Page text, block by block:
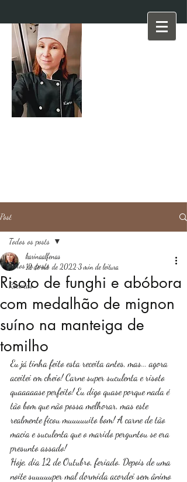
Post
Todos os posts
Receitas
Todos os posts
Risoto de funghi e abóbora
com medalhão de mignon
suíno na manteiga de
tomilho
karinaalfenas
12 de out. de 2022 3 min de leitura
Eu já tinha feito esta receita antes, mas... agora
aceitei em cheio! Carne super suculenta e risoto
quaaaaase perfeito! Eu digo quase porque nada é
tão bom que não possa melhorar, mas este
realmente ficou muuuuuito bom! A carne de tão
macia e suculenta que o marido perguntou se era
presunto assado!
Hoje, dia 12 de Outubro, feriado. Depois de uma
noite suuuuuper mal dormida acordei sem ânimo